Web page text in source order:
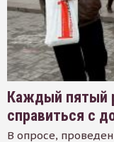
Каждый пятый
справиться с
В опросе,